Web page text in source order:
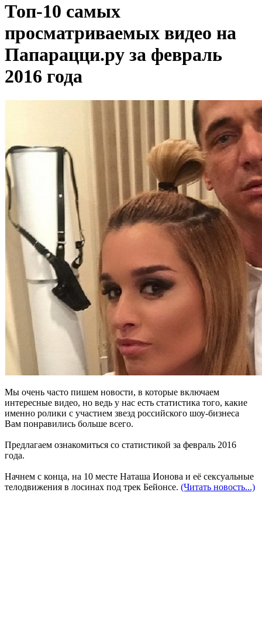
Топ-10 самых
просматриваемых видео на
Папарацци.ру за февраль
2016 года
Мы очень часто пишем новости, в которые включаем
интересные видео, но ведь у нас есть статистика того, какие
именно ролики с участием звезд российского шоу-бизнеса
Вам понравились больше всего.
Предлагаем ознакомиться со статистикой за февраль 2016
года.
Начнем с конца, на 10 месте Наташа Ионова и её сексуальные
телодвижения в лосинах под трек Бейонсе. (Читать новость...)